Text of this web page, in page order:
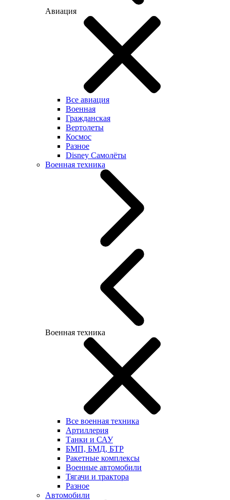
Авиация
Все авиация
Военная
Гражданская
Вертолеты
Космос
Разное
Disney Самолёты
Военная техника
Военная техника
Все военная техника
Артиллерия
Танки и САУ
БМП, БМД, БТР
Ракетные комплексы
Военные автомобили
Тягачи и трактора
Разное
Автомобили